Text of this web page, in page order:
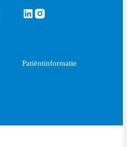
Volg ons via Linkedin
Volg ons via Instagram
Patiëntinformatie